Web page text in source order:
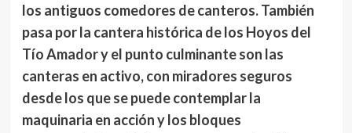
los antiguos comedores de canteros. También
pasa por la cantera histórica de los Hoyos del
Tío Amador y el punto culminante son las
canteras en activo, con miradores seguros
desde los que se puede contemplar la
maquinaria en acción y los bloques